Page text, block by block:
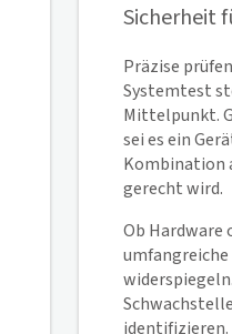
Sicherheit
Präzise
Systemtest
Mittelpunkt.
sei es ein
Kombination
gerecht wird.
Ob Hardware
umfangreiche